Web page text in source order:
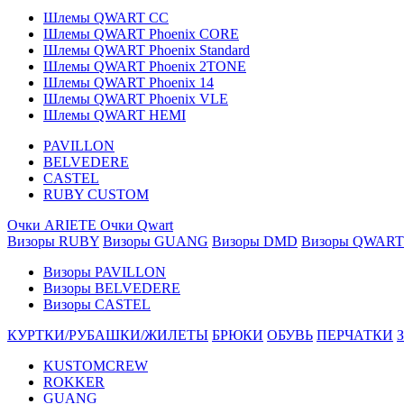
Шлемы QWART CC
Шлемы QWART Phoenix CORE
Шлемы QWART Phoenix Standard
Шлемы QWART Phoenix 2TONE
Шлемы QWART Phoenix 14
Шлемы QWART Phoenix VLE
Шлемы QWART HEMI
PAVILLON
BELVEDERE
CASTEL
RUBY CUSTOM
Очки ARIETE Очки Qwart
Визоры RUBY Визоры GUANG Визоры DMD Визоры QWART
Визоры PAVILLON
Визоры BELVEDERE
Визоры CASTEL
КУРТКИ/РУБАШКИ/ЖИЛЕТЫ БРЮКИ ОБУВЬ ПЕРЧАТКИ
KUSTOMCREW
ROKKER
GUANG